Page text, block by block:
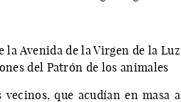
Avenida de la Virgen de la Luz
del Patrón de los animales
que acudían en masa a